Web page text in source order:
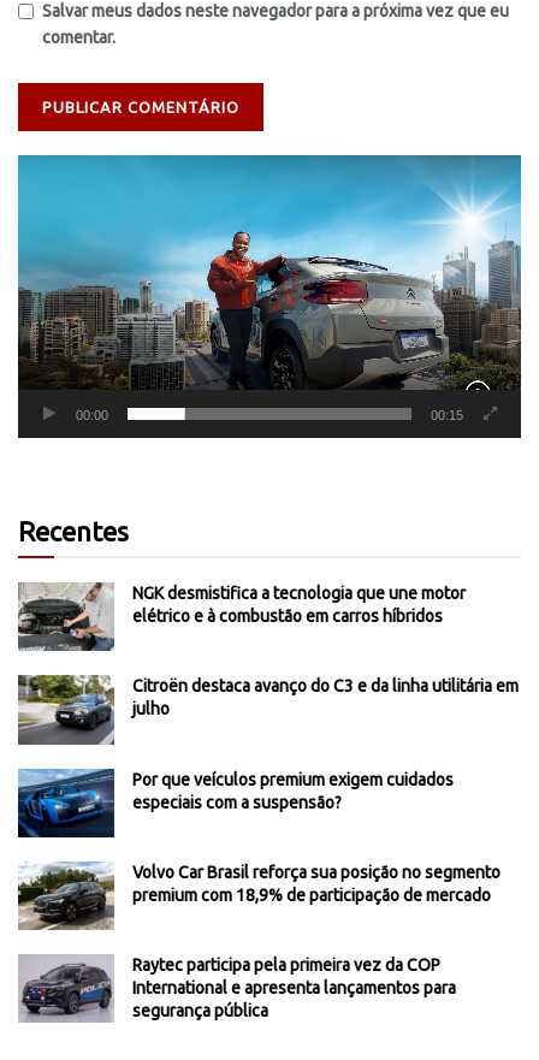
Salvar meus dados neste navegador para a próxima vez que eu
comentar.
00:00 00:15
Recentes
NGK desmistifica a tecnologia que une motor
elétrico e à combustão em carros híbridos
Citroën destaca avanço do C3 e da linha utilitária em
julho
Por que veículos premium exigem cuidados
especiais com a suspensão?
Volvo Car Brasil reforça sua posição no segmento
premium com 18,9% de participação de mercado
Raytec participa pela primeira vez da COP
International e apresenta lançamentos para
segurança pública